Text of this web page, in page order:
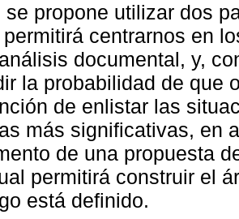
se propone utilizar dos
centrarnos en
documental, y,
la probabilidad de que
de enlistar las
más significativas, en
de una propuesta
permitirá construir el
está definido.